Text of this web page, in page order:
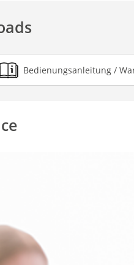
Bedienungsanleitung /